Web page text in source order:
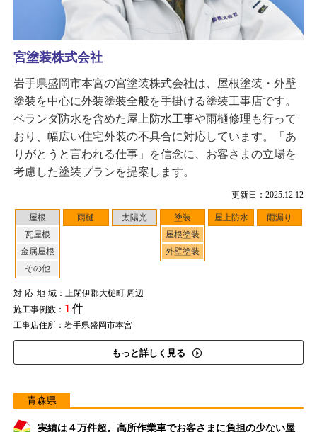
更新日：2025.12.12
屋根
瓦屋根
金属屋根
その他
雨樋 太陽光
塗装
屋根塗装
外壁塗装
屋上防水 雨漏り
対応地域：上閉伊郡大槌町 周辺
施工事例数： 1 件
工事店住所：岩手県盛岡市本宮
もっと詳しく見る
宮塗装株式会社
岩手県盛岡市本宮の宮塗装株式会社は、屋根塗装・外壁
塗装を中心に外装塗装全般を手掛ける塗装工事店です。
ベランダ防水を含めた屋上防水工事や雨樋修理も行って
おり、幅広い住宅外装の不具合に対応しています。「あ
りがとうと言われる仕事」を信念に、お客さまの立場を
考慮した塗装プランを提案します。
青森県
実績は４万件超。高所作業車でお客さまに負担の少ない屋